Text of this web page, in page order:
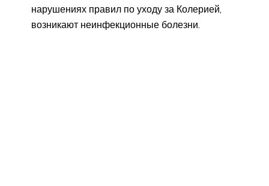
нарушениях правил по уходу за Колерией,
возникают неинфекционные болезни.